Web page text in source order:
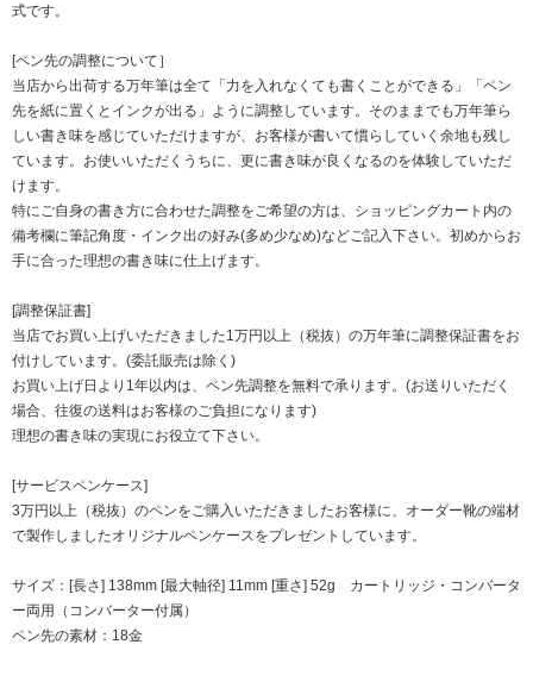
式です。
[ペン先の調整について］
当店から出荷する万年筆は全て「力を入れなくても書くことができる」「ペン
先を紙に置くとインクが出る」ように調整しています。そのままでも万年筆ら
しい書き味を感じていただけますが、お客様が書いて慣らしていく余地も残し
ています。お使いいただくうちに、更に書き味が良くなるのを体験していただ
けます。
特にご自身の書き方に合わせた調整をご希望の方は、ショッピングカート内の
備考欄に筆記角度・インク出の好み(多め少なめ)などご記入下さい。初めからお
手に合った理想の書き味に仕上げます。
[調整保証書]
当店でお買い上げいただきました1万円以上（税抜）の万年筆に調整保証書をお
付けしています。(委託販売は除く)
お買い上げ日より1年以内は、ペン先調整を無料で承ります。(お送りいただく
場合、往復の送料はお客様のご負担になります)
理想の書き味の実現にお役立て下さい。
[サービスペンケース]
3万円以上（税抜）のペンをご購入いただきましたお客様に、オーダー靴の端材
で製作しましたオリジナルペンケースをプレゼントしています。
サイズ：[長さ] 138mm [最大軸径] 11mm [重さ] 52g カートリッジ・コンバータ
ー両用（コンバーター付属）
ペン先の素材：18金